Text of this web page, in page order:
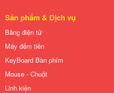
Sản phẩm & Dịch vụ
Bảng điện tử
Máy đếm tiền
KeyBoard Bàn phím
Mouse - Chuột
Linh kiện